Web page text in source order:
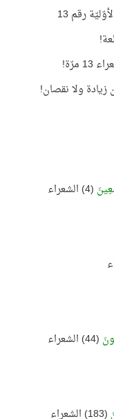
(4) الشعراء
(44) الشعراء
(183) الشعراء